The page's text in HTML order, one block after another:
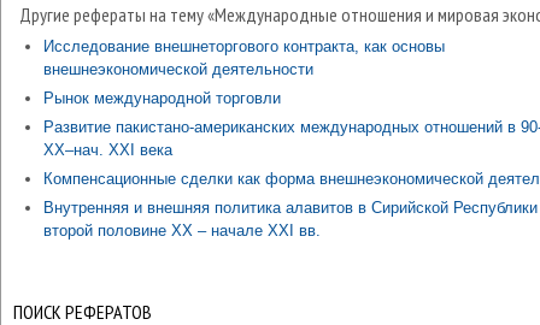
Другие рефераты на тему «Международные отношения и мировая
Исследование внешнеторгового контракта, как основы
внешнеэкономической деятельности
Рынок международной торговли
Развитие пакистано-американских международных отношений в 90-
ХХ–нач. ХХI века
Компенсационные сделки как форма внешнеэкономической
Внутренняя и внешняя политика алавитов в Сирийской
второй половине ХХ – начале ХХI вв.
ПОИСК РЕФЕРАТОВ